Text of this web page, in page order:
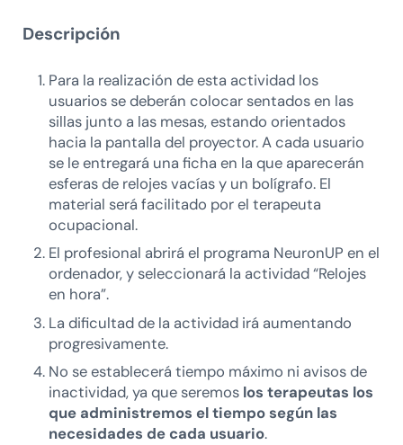
Descripción
Para la realización de esta actividad los
usuarios se deberán colocar sentados en las
sillas junto a las mesas, estando orientados
hacia la pantalla del proyector. A cada usuario
se le entregará una ficha en la que aparecerán
esferas de relojes vacías y un bolígrafo. El
material será facilitado por el terapeuta
ocupacional.
El profesional abrirá el programa NeuronUP en el
ordenador, y seleccionará la actividad “Relojes
en hora”.
La dificultad de la actividad irá aumentando
progresivamente.
No se establecerá tiempo máximo ni avisos de
inactividad, ya que seremos los terapeutas los
que administremos el tiempo según las
necesidades de cada usuario.